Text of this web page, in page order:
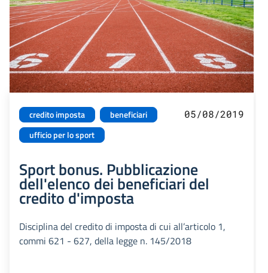
credito imposta
beneficiari
ufficio per lo sport
05/08/2019
Sport bonus. Pubblicazione
dell'elenco dei beneficiari del
credito d'imposta
Disciplina del credito di imposta di cui all’articolo 1,
commi 621 - 627, della legge n. 145/2018